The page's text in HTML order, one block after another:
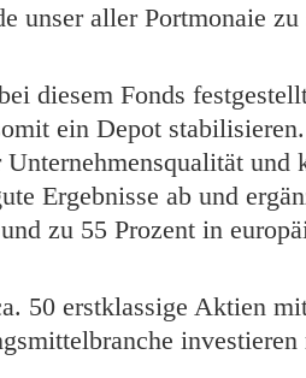
unser aller Portmonaie zu
diesem Fonds
ein Depot
Unternehmensqualität
Ergebnisse ab und
zu 55 Prozent in
50 erstklassige Aktien